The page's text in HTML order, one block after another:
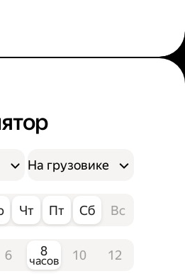
На грузовике
Чт Пт Сб Вс
6 8
часов 10 12